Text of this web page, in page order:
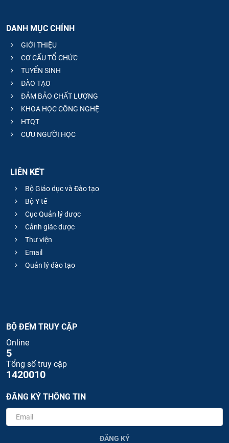
DANH MỤC CHÍNH
GIỚI THIỆU
CƠ CẤU TỔ CHỨC
TUYỂN SINH
ĐÀO TẠO
ĐẢM BẢO CHẤT LƯỢNG
KHOA HỌC CÔNG NGHỆ
HTQT
CỰU NGƯỜI HỌC
LIÊN KẾT
Bộ Giáo dục và Đào tạo
Bộ Y tế
Cục Quản lý dược
Cảnh giác dược
Thư viện
Email
Quản lý đào tạo
BỘ ĐẾM TRUY CẬP
Online
5
Tổng số truy cập
1420010
ĐĂNG KÝ THÔNG TIN
ĐĂNG KÝ